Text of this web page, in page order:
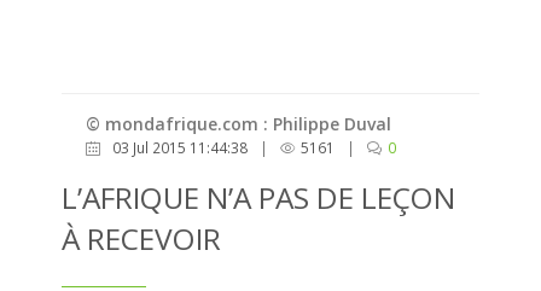
© mondafrique.com : Philippe Duval
03 Jul 2015 11:44:38 | 5161 | 0
L’AFRIQUE N’A PAS DE LEÇON
À RECEVOIR